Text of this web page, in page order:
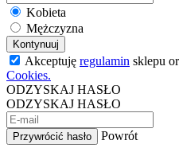
Kobieta
Mężczyzna
Kontynuuj
Akceptuję regulamin sklepu
Cookies.
ODZYSKAJ HASŁO
ODZYSKAJ HASŁO
Przywrócić hasło
Powrót